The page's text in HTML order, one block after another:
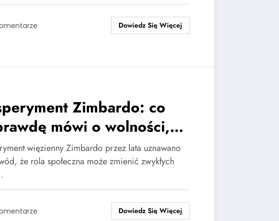
Dowiedz Się Więcej
Zimbardo: co
mówi o wolności,
i manipulacji?
więzienny Zimbardo przez lata uznawano
że rola społeczna może zmienić zwykłych
Dowiedz Się Więcej